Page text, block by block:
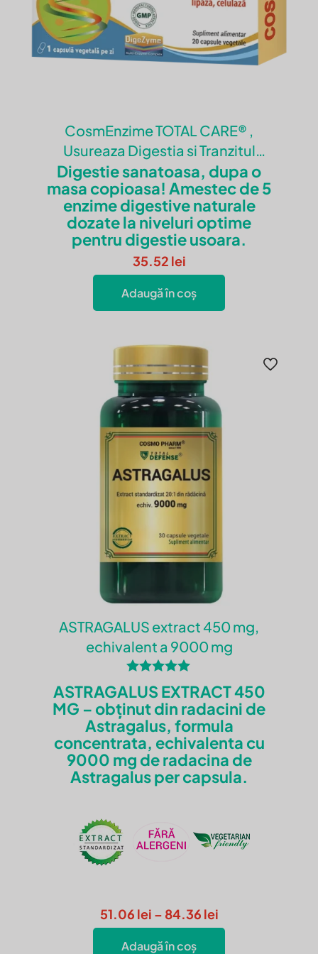
CosmEnzime TOTAL CARE® ,
Usureaza Digestia si Tranzitul
Intestinal
Digestie sanatoasa, dupa o
masa copioasa! Amestec de 5
enzime digestive naturale
dozate la niveluri optime
pentru digestie usoara.
35.52 lei
Adaugă în coș
ASTRAGALUS extract 450 mg,
echivalent a 9000 mg
Evaluat la
5.00
din 5
ASTRAGALUS EXTRACT 450
MG – obținut din radacini de
Astragalus, formula
concentrata, echivalenta cu
9000 mg de radacina de
Astragalus per capsula.
51.06 lei – 84.36 leiInterval
de
Adaugă în coș